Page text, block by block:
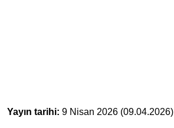
Yayın tarihi: 9 Nisan 2026 (09.04.2026)